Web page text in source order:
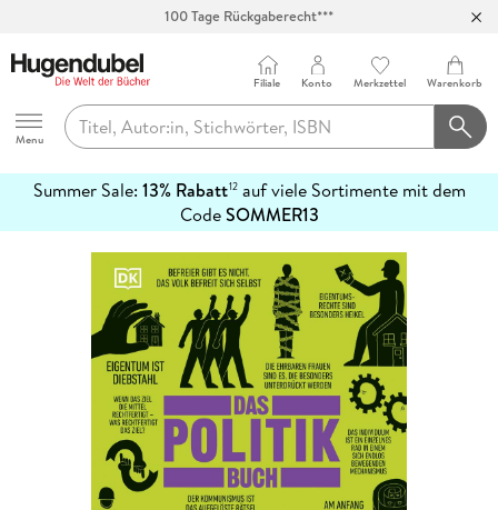
100 Tage Rückgaberecht***
Hugendubel
Menu
Filiale Konto Merkzettel Warenkorb
Summer Sale: 13% Rabatt12auf viele Sortimente mit dem
CodeSOMMER13
erfahren